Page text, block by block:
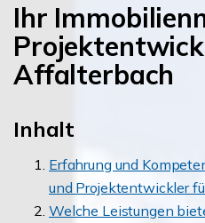
Ihr
Affalterbach
Inhalt
Erfahrung und
und Projektentwickler
Welche Leistungen